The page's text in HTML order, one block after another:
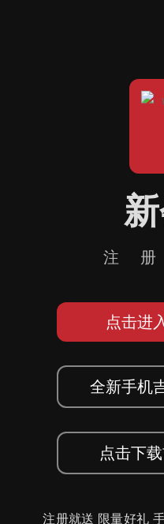
注
点击进
全新手机
点击下
注册就送 限量好礼